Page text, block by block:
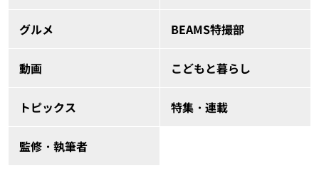
グルメ BEAMS特撮部
動画 こどもと暮らし
トピックス 特集・連載
監修・執筆者